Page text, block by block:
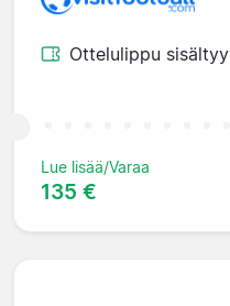
Ottelulippu sisältyy
Lue lisää/Varaa
135 €